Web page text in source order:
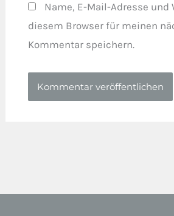
Name, E-Mail-Adresse und
diesem Browser für meinen
Kommentar speichern.